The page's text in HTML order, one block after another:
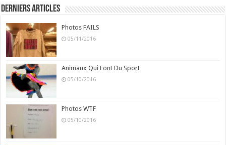
Derniers Articles
Photos FAILS
05/11/2016
Animaux Qui Font Du Sport
05/10/2016
Photos WTF
05/10/2016